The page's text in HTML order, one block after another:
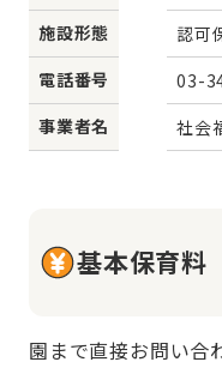
施設形態
認可
電話番号
03-
事業者名
社会
基本保育料
園まで直接お問い合